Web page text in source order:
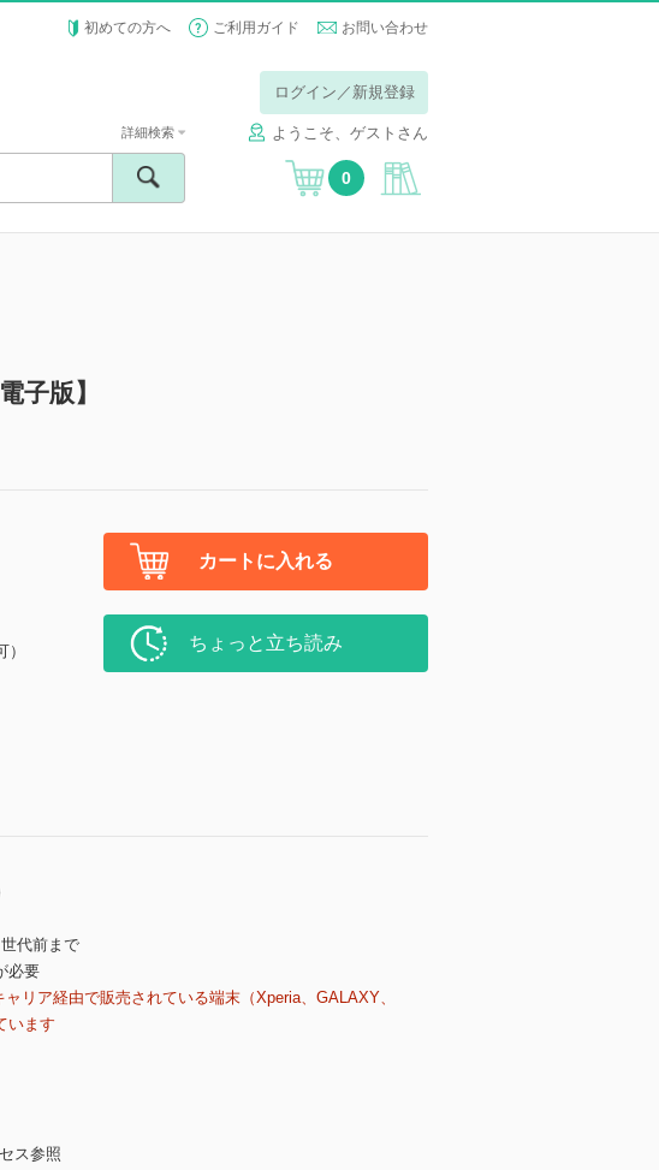
初めての方へ ご利用ガイド お問い合わせ
ログイン／新規登録
ようこそ、ゲストさん
詳細検索
0
子版】
カートに入れる
ちょっと立ち読み
代前まで
必要
リア経由で販売されている端末（Xperia、GALAXY、
います
ス参照